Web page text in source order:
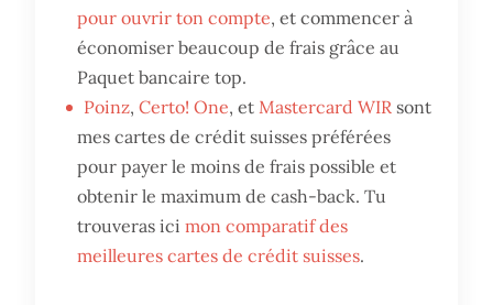
pour ouvrir ton compte, et commencer à
économiser beaucoup de frais grâce au
Paquet bancaire top.
Poinz,Certo! One, et Mastercard WIR sont
mes cartes de crédit suisses préférées
pour payer le moins de frais possible et
obtenir le maximum de cash-back. Tu
trouveras icimon comparatif des
meilleures cartes de crédit suisses.